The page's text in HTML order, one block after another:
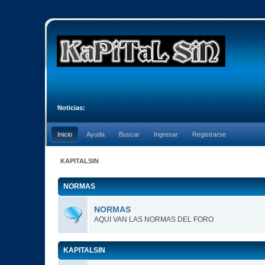
Noticias:
Inicio Ayuda Buscar Ingresar Registrarse
KAPITALSIN
NORMAS
NORMAS
AQUI VAN LAS NORMAS DEL FORO
KAPITALSIN